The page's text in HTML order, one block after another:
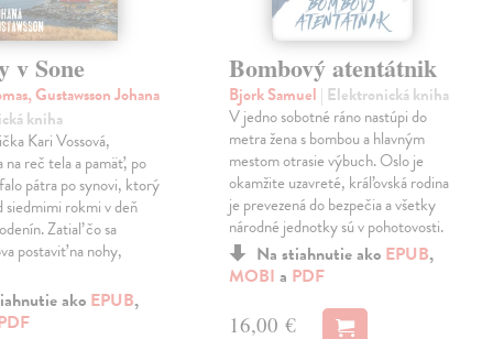
v Sone
Gustawsson Johana
kniha
Kari Vossová,
na reč tela a pamäť, po
pátra po synovi, ktorý
siedmimi rokmi v deň
Zatiaľ čo sa
postaviť na nohy,
ako EPUB,
Bombový atentátnik
Bjork Samuel | Elektronická kniha
V jedno sobotné ráno nastúpi do
metra žena s bombou a hlavným
mestom otrasie výbuch. Oslo je
okamžite uzavreté, kráľovská rodina
je prevezená do bezpečia a všetky
národné jednotky sú v pohotovosti.
Na stiahnutie ako EPUB,
MOBI a PDF
16,00 €